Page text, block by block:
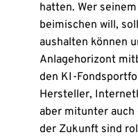
hatten. Wer
beimischen will,
aushalten können
Anlagehorizont
den KI-
Hersteller,
aber mitunter auch
der Zukunft sind